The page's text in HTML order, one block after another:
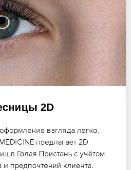
2D
взгляда легко,
предлагает 2D
в Голая Пристань с учётом
и предпочтений клиента.